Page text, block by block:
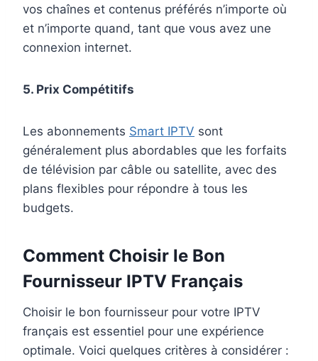
vos chaînes et contenus préférés n’importe où
et n’importe quand, tant que vous avez une
connexion internet.
5. Prix Compétitifs
Les abonnements Smart IPTV sont
généralement plus abordables que les forfaits
de télévision par câble ou satellite, avec des
plans flexibles pour répondre à tous les
budgets.
Comment Choisir le Bon
Fournisseur IPTV Français
Choisir le bon fournisseur pour votre IPTV
français est essentiel pour une expérience
optimale. Voici quelques critères à considérer :